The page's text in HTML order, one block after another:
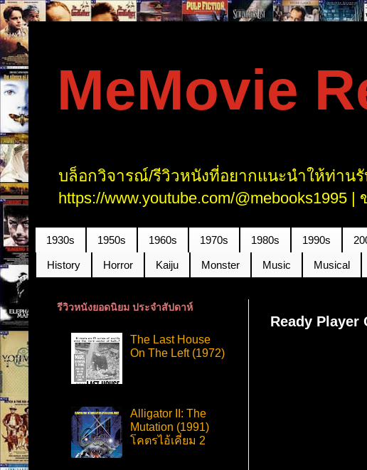
MeMovie
บล็อกวิจารณ์/รีวิวหนังที่อยากแนะนำให้ท่านรั
https://www.youtube.com/@mebooks1995
1930s 1950s 1960s 1970s 1980s 1990s
History Horror Kaiju Monster Music Musical
Ready Player
รีวิวหนังยอดนิยม ประจำสัปดาห์
The Last House
On The Left (1972)
Alligator II: The
Mutation (1991)
โคตรไอ้เคี่ยม 2